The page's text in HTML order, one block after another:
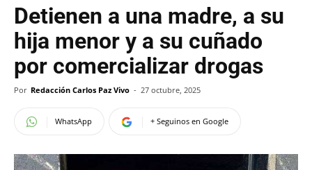
Detienen a una madre, a su
hija menor y a su cuñado
por comercializar drogas
Por Redacción Carlos Paz Vivo - 27 octubre, 2025
WhatsApp + Seguinos en Google